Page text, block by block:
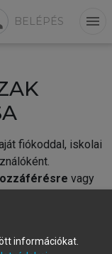
BELÉPÉS menu
fiókoddal, iskolai
vagy
fiókot.
információkat.